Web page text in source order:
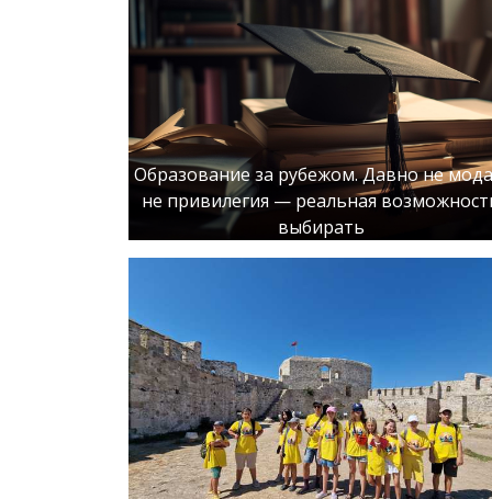
Образование за рубежом. Давно не
не привилегия — реальная
выбирать